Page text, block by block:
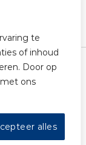
te
of inhoud
Door op
ons
alles